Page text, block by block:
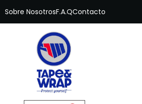
Sobre NosotrosF.A.QContacto